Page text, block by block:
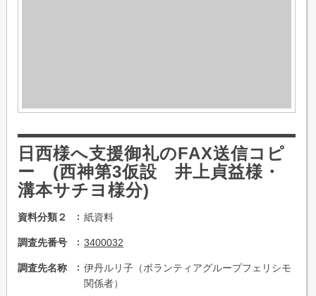
日西様へ支援御礼のFAX送信コピ
ー (西神第3仮設 井上貞益様・
溝本サチヨ様分)
資料分類２ 紙資料
調査先番号 3400032
調査先名称
伊丹ルリ子（ボランティアグループフェリシモ
関係者）